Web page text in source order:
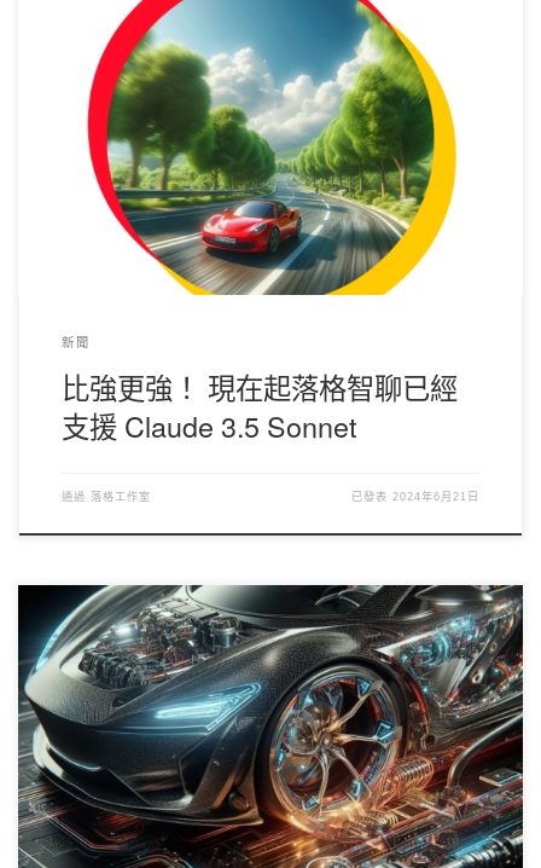
就在昨天， Anthropic 發佈了 Claude 系列最新模型，雖然只有 3.5
版本的 Sonnet，但據官方測試，性能已經超越 3 系列的Opus。 現
在起，您可以在落格智聊中選用該模型了。 關於 Claude 3.5 的另
外兩個模型，官方會在今年晚些時候發佈。屆時我們會第一時間同
步接入。 API 是的，落格智聊 API 也支援了該模型，您可使用
crayon-6a79b14279cb1490019961-i/] 作為模型名稱來使用該模
型，返回的結果依舊是 OpenAI 格式。 定價 該模型定價為輸入
0.15 點數/1k token， 輸出 0.3 點數/1k token。
新聞
比強更強！ 現在起落格智聊已經
支援 Claude 3.5 Sonnet
通過 落格工作室 已發表2024年6月21日
OpenAI 近日發佈了全新的 GPT4 模型，GPT-4o （是字母o不是數
位0） 該模型性能更高速度更快理解能力更強悍，更更重要的是，
價格還更低（相對 GPT-4-Turbo） 現在起落格智聊用戶端和 API
均已支援 GPT-4o！ 模型輸入：128k 模型輸出：4k 定價： 輸入：
0.1點/ 1k token 輸出：0.2點/ 1k token 另： 落格智聊目前只支援
文本交互，這包括了用戶端和 API，我們正在努力安排圖片支
援......